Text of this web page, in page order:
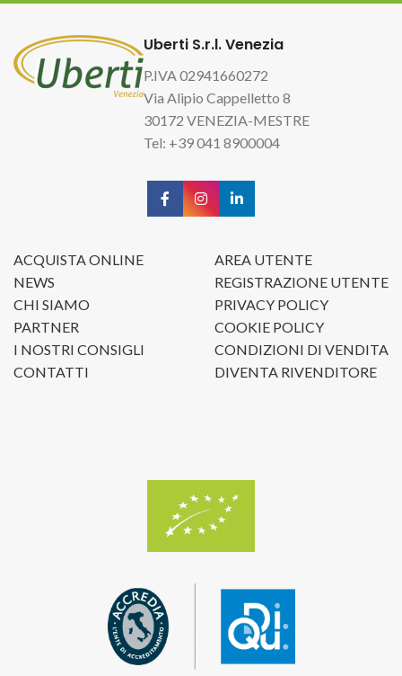
Uberti S.r.l. Venezia
P.IVA 02941660272
Via Alipio Cappelletto 8
30172 VENEZIA-MESTRE
Tel: +39 041 8900004
ACQUISTA ONLINE
NEWS
CHI SIAMO
PARTNER
I NOSTRI CONSIGLI
CONTATTI
AREA UTENTE
REGISTRAZIONE UTENTE
PRIVACY POLICY
COOKIE POLICY
CONDIZIONI DI VENDITA
DIVENTA RIVENDITORE